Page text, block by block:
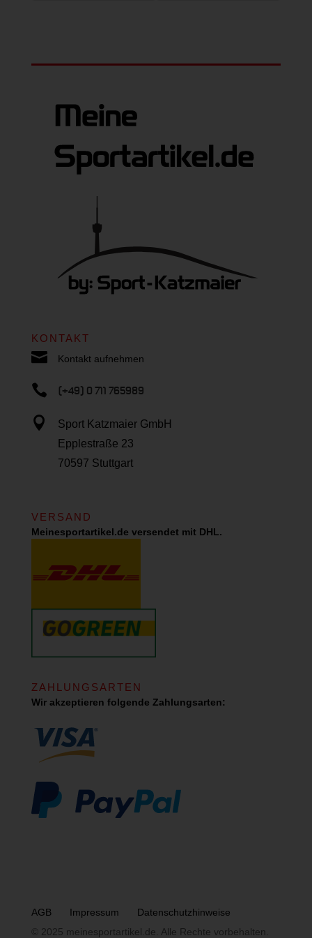
KONTAKT
 Kontakt aufnehmen
 (+49) 0 711 765989

Sport Katzmaier GmbH
Epplestraße 23
70597 Stuttgart
VERSAND
Meinesportartikel.de versendet mit DHL.
ZAHLUNGSARTEN
Wir akzeptieren folgende Zahlungsarten:
AGB Impressum
Datenschutzhinweise
© 2025 meinesportartikel.de. Alle Rechte vorbehalten.